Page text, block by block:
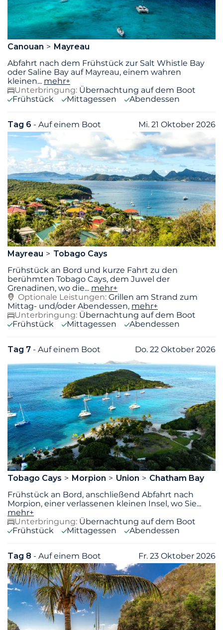
Canouan
Mayreau
Abfahrt nach dem Frühstück zur Salt Whistle Bay
oder Saline Bay auf Mayreau, einem wahren
kleinen... mehr+
Unterbringung: Übernachtung auf dem Boot
Frühstück
Mittagessen Abendessen
Tag 6 - Auf einem Boot Mi. 21 Oktober 2026
Mayreau
Tobago Cays
Frühstück an Bord und kurze Fahrt zu den
berühmten Tobago Cays, dem Juwel der
Grenadinen, wo die... mehr+
Optionale Leistungen: Grillen am Strand zum
Mittag- und/oder Abendessen, mehr+
Unterbringung: Übernachtung auf dem Boot
Frühstück
Mittagessen Abendessen
Tag 7 - Auf einem Boot Do. 22 Oktober 2026
Tobago Cays Morpion Union
Chatham Bay
Frühstück an Bord, anschließend Abfahrt nach
Morpion, einer verlassenen kleinen Insel, wo Sie...
mehr+
Unterbringung: Übernachtung auf dem Boot
Frühstück
Mittagessen Abendessen
Tag 8 - Auf einem Boot Fr. 23 Oktober 2026